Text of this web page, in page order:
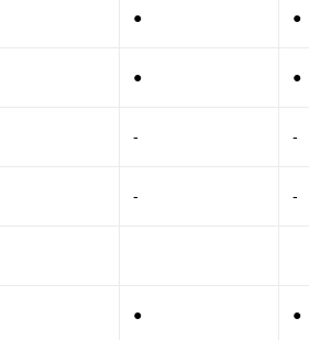
● ●
● ●
- -
- -
● ●